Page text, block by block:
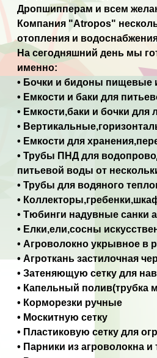
Дропшипперам и всем
Компания "Atropos"
отопления и
На сегодняшний день мы
именно:
• Бочки и бидоны пищевые
• Емкости и баки для
• Емкости,баки и бочки для
•
• Емкости для
• Трубы ПНД для
питьевой воды от
• Трубы для водяного
•
• Тюбинги надувные санки
• Елки,ели,сосны
• Агроволокно укрывное в
• Агроткань застилочная
• Затеняющую сетку для
• Капельный полив(трубка
• Корморезки ручные
• Москитную сетку
• Пластиковую сетку для
• Парники из агроволокна